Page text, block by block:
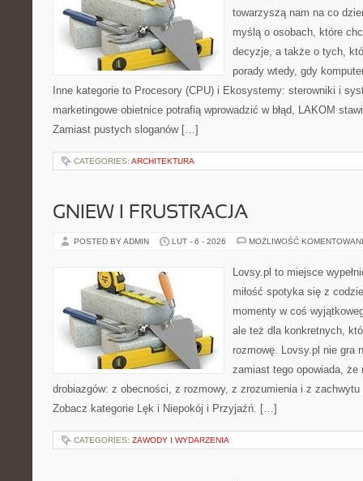
towarzyszą nam na co
myślą o osobach, które
decyzje, a także o tych,
porady wtedy, gdy
Inne kategorie to Procesory (CPU) i Ekosystemy: sterowniki i
marketingowe obietnice potrafią wprowadzić w błąd, LAKOM
Zamiast pustych sloganów […]
CATEGORIES: ARCHITEKTURA
GNIEW I FRUSTRACJA
POSTED BY ADMIN LUT - 6 - 2026 MOŻLIWOŚĆ
Lovsy.pl to miejsce
miłość spotyka się z
momenty w coś
ale też dla konkretnych,
rozmowę. Lovsy.pl nie gra
zamiast tego opowiada,
drobiazgów: z obecności, z rozmowy, z zrozumienia i z
Zobacz kategorie Lęk i Niepokój i Przyjaźń. […]
CATEGORIES: ZAWODY I WYDARZENIA